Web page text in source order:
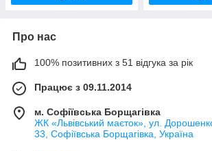
Про нас
100% позитивних з 51 відгука за рік
Працює з 09.11.2014
м. Софіївська Борщагівка
ЖК «Львівський маєток», ул.
33, Софіївська Борщагівка, Україна